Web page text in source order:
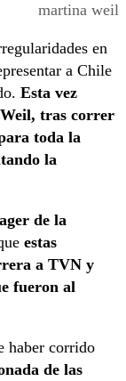
martina weil
en
a Chile
Esta vez
tras correr
toda la
la
de la
estas
a TVN y
fueron al
haber corrido
de las